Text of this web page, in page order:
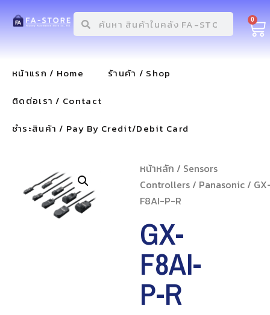
0
หน้าแรก / Home
ร้านค้า / Shop
ติดต่อเรา / Contact
ชำระสินค้า / Pay By Credit/Debit Card
หน้าหลัก / Sensors
Controllers/ Panasonic/
F8AI-P-R
GX-
F8AI-
P-R